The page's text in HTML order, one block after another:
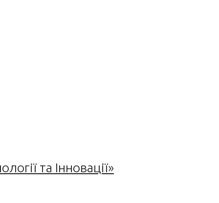
та Інновації»